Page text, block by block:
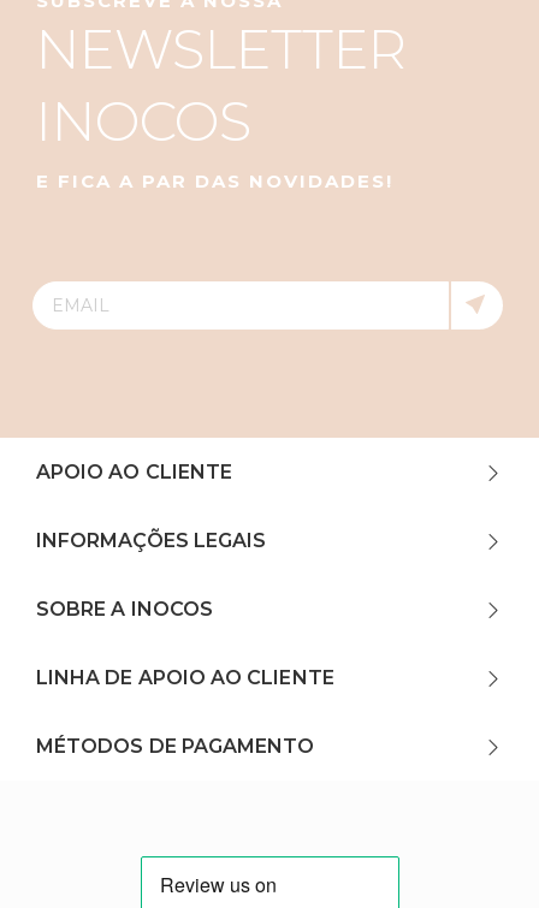
NEWSLETTER
INOCOS
E FICA A PAR DAS NOVIDADES!
APOIO AO CLIENTE
INFORMAÇÕES LEGAIS
SOBRE A INOCOS
LINHA DE APOIO AO CLIENTE
MÉTODOS DE PAGAMENTO